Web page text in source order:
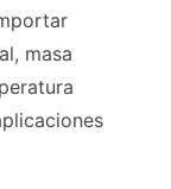
masa